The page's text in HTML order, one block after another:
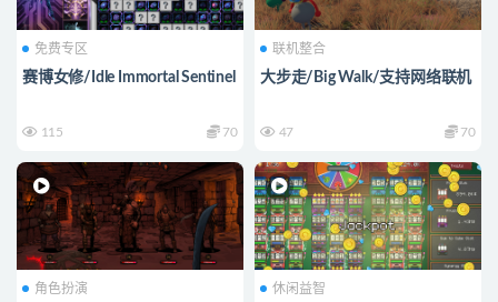
免费专区
赛博女修/Idle Immortal Sentinel
115 70
联机整合
大步走/Big Walk/支持网络联机
47 70
角色扮演 休闲益智